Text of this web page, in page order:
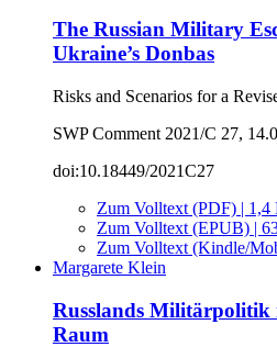
The Russian Military
Ukraine’s Donbas
Risks and Scenarios for a
SWP Comment 2021/C 27,
doi:10.18449/2021C27
Zum Volltext (PDF) | 1,4
Zum Volltext (EPUB) |
Zum Volltext (Kindle/
Margarete Klein
Russlands Militärpolitik
Raum